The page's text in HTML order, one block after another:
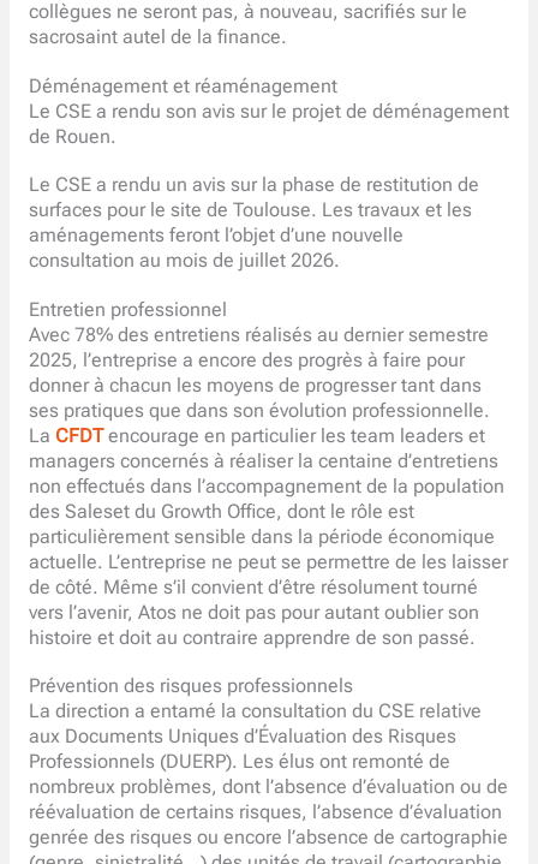
collègues ne seront pas, à nouveau, sacrifiés sur le
sacrosaint autel de la finance.
Déménagement et réaménagement
Le CSE a rendu son avis sur le projet de déménagement
de Rouen.
Le CSE a rendu un avis sur la phase de restitution de
surfaces pour le site de Toulouse. Les travaux et les
aménagements feront l’objet d’une nouvelle
consultation au mois de juillet 2026.
Entretien professionnel
Avec 78% des entretiens réalisés au dernier semestre
2025, l’entreprise a encore des progrès à faire pour
donner à chacun les moyens de progresser tant dans
ses pratiques que dans son évolution professionnelle.
La CFDTencourage en particulier les team leaders et
managers concernés à réaliser la centaine d’entretiens
non effectués dans l’accompagnement de la population
des Saleset du Growth Office, dont le rôle est
particulièrement sensible dans la période économique
actuelle. L’entreprise ne peut se permettre de les laisser
de côté. Même s’il convient d’être résolument tourné
vers l’avenir, Atos ne doit pas pour autant oublier son
histoire et doit au contraire apprendre de son passé.
Prévention des risques professionnels
La direction a entamé la consultation du CSE relative
aux Documents Uniques d’Évaluation des Risques
Professionnels (DUERP). Les élus ont remonté de
nombreux problèmes, dont l’absence d’évaluation ou de
réévaluation de certains risques, l’absence d’évaluation
genrée des risques ou encore l’absence de cartographie